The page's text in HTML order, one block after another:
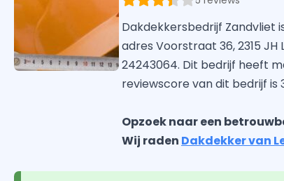
Dakdekkersbedrijf Zandvliet
adres Voorstraat 36, 2315
24243064. Dit bedrijf heeft
reviewscore van dit bedrijf is
Opzoek naar een
Wij raden Dakdekker van